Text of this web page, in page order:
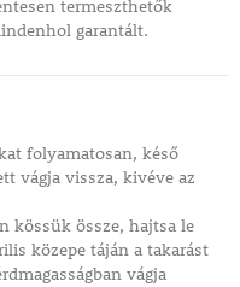
termeszthetők
garantált.
folyamatosan, késő
vágja vissza, kivéve az
kössük össze, hajtsa le
közepe táján a takarást
vágja